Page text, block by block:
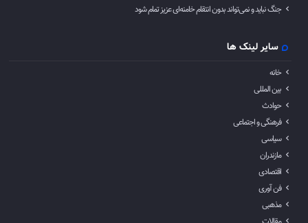
جنگ نباید و نمی‌تواند بدون انتقام خامنه‌ای عزیز تمام شود
سایر لینک ها
خانه
بین المللی
حوادث
فرهنگی و اجتماعی
سیاسی
مازندران
اقتصادی
فن آوری
مذهبی